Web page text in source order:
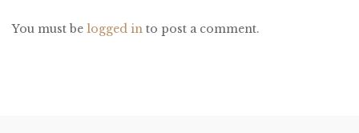
You must be logged in to post a comment.